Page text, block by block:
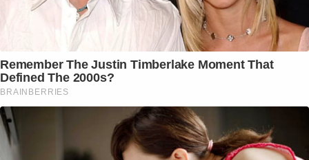
Remember The Justin Timberlake Moment That
Defined The 2000s?
BRAINBERRIES